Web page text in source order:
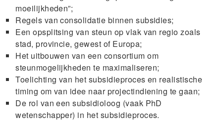
moeilijkheden”;
Regels van consolidatie binnen subsidies;
Een opsplitsing van steun op vlak van regio zoals
stad, provincie, gewest of Europa;
Het uitbouwen van een consortium om
steunmogelijkheden te maximaliseren;
Toelichting van het subsidieproces en realistische
timing om van idee naar projectindiening te gaan;
De rol van een subsidioloog (vaak PhD
wetenschapper) in het subsidieproces.